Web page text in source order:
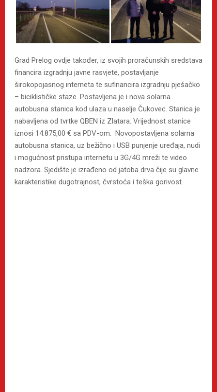
Grad Prelog ovdje također, iz svojih proračunskih sredstava
financira izgradnju javne rasvjete, postavljanje
širokopojasnog interneta te sufinancira izgradnju pješačko
– biciklističke staze. Postavljena je i nova solarna
autobusna stanica kod ulaza u naselje Čukovec. Stanica je
nabavljena od tvrtke QBEN iz Zlatara. Vrijednost stanice
iznosi 14.875,00 € sa PDV-om. Novopostavljena solarna
autobusna stanica, uz bežično i USB punjenje uređaja, nudi
i mogućnost pristupa internetu u 3G/4G mreži te video
nadzora. Sjedište je izrađeno od jatoba drva čije su glavne
karakteristike dugotrajnost, čvrstoća i teška gorivost.